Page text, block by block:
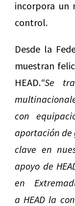
incorpora un
control.
Desde la
muestran
HEAD.“Se
con
aportación de
clave en
apoyo de
en
a HEAD la